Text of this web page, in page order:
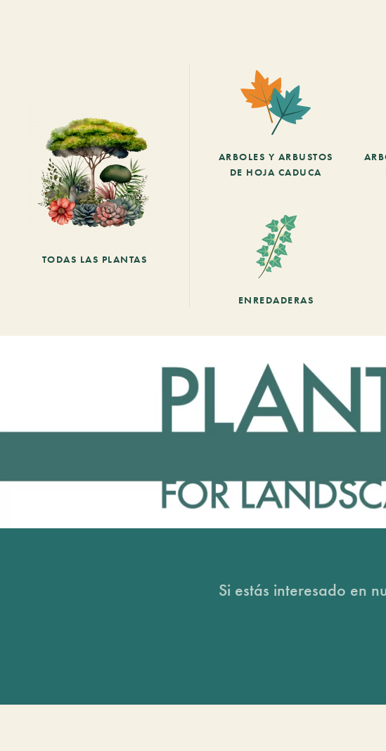
TODAS LAS PLANTAS
ARBOLES Y ARBUSTOS
DE HOJA CADUCA
ENREDADERAS
Si estás interesado en